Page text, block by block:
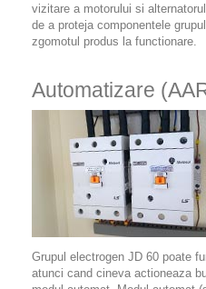
vizitare a motorului si
de a proteja componentele
zgomotul produs la functionare.
Automatizare
Grupul electrogen JD 60 poate
atunci cand cineva actioneaza